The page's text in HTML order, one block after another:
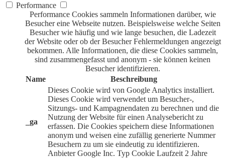
Performance
Performance Cookies sammeln Informationen darüber, wie
Besucher eine Webseite nutzen. Beispielsweise welche Seiten
Besucher wie häufig und wie lange besuchen, die Ladezeit
der Website oder ob der Besucher Fehlermeldungen angezeigt
bekommen. Alle Informationen, die diese Cookies sammeln,
sind zusammengefasst und anonym - sie können keinen
Besucher identifizieren.
Name
Beschreibung
_ga
Dieses Cookie wird von Google Analytics installiert.
Dieses Cookie wird verwendet um Besucher-,
Sitzungs- und Kampagnendaten zu berechnen und die
Nutzung der Website für einen Analysebericht zu
erfassen. Die Cookies speichern diese Informationen
anonym und weisen eine zufällig generierte Nummer
Besuchern zu um sie eindeutig zu identifizieren.
Anbieter Google Inc. Typ Cookie Laufzeit 2 Jahre